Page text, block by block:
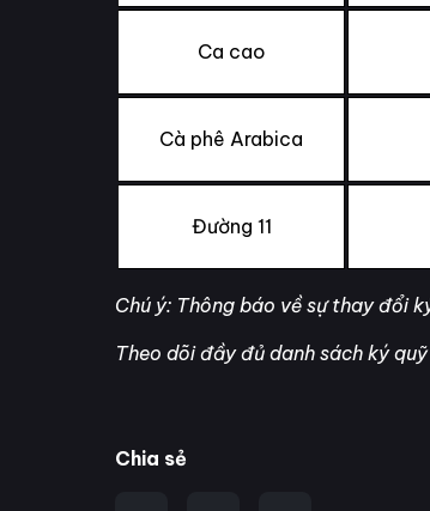
Ca cao
Cà phê Arabica
Đường 11
Chú ý: Thông báo về sự thay đổi
Theo dõi đầy đủ danh sách ký quỹ
Chia sẻ